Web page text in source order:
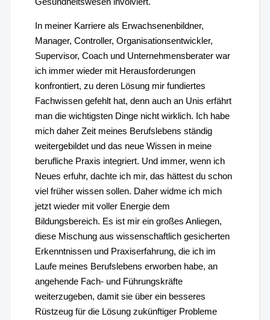
In meiner Karriere als Erwachsenenbildner,
Manager, Controller, Organisationsentwickler,
Supervisor, Coach und Unternehmensberater war
ich immer wieder mit Herausforderungen
konfrontiert, zu deren Lösung mir fundiertes
Fachwissen gefehlt hat, denn auch an Unis erfährt
man die wichtigsten Dinge nicht wirklich. Ich habe
mich daher Zeit meines Berufslebens ständig
weitergebildet und das neue Wissen in meine
berufliche Praxis integriert. Und immer, wenn ich
Neues erfuhr, dachte ich mir, das hättest du schon
viel früher wissen sollen. Daher widme ich mich
jetzt wieder mit voller Energie dem
Bildungsbereich. Es ist mir ein großes Anliegen,
diese Mischung aus wissenschaftlich gesicherten
Erkenntnissen und Praxiserfahrung, die ich im
Laufe meines Berufslebens erworben habe, an
angehende Fach- und Führungskräfte
weiterzugeben, damit sie über ein besseres
Rüstzeug für die Lösung zukünftiger Probleme